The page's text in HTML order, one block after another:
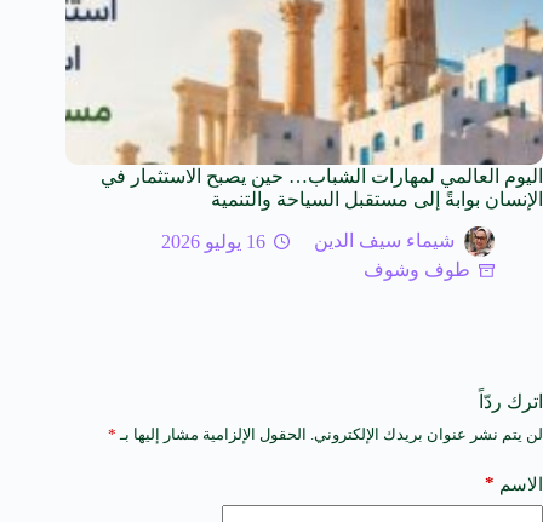
اليوم العالمي لمهارات الشباب… حين يصبح الاستثمار في
الإنسان بوابةً إلى مستقبل السياحة والتنمية
شيماء سيف الدين
16 يوليو 2026
طوف وشوف
اترك ردّاً
لن يتم نشر عنوان بريدك الإلكتروني. الحقول الإلزامية مشار إليها بـ *
الاسم *
A
t
e